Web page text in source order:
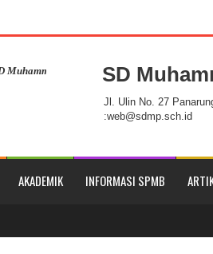
Pahandut Palangka Raya
SD
Jl. Ulin No. 27
:web@sdmp.sch.id
AKADEMIK INFORMASI SPMB